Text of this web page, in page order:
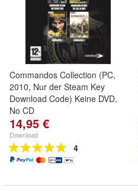
Commandos Collection (PC,
2010, Nur der Steam Key
Download Code) Keine DVD,
No CD
14,95 €
Download
4